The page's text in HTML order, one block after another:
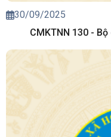
30/09/2025
CMKTNN 130 -